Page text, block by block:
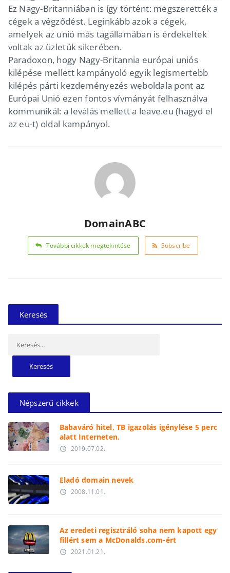
Ez Nagy-Britanniában is így történt: megszerették a
cégek a végződést. Leginkább azok a cégek,
amelyek az unió más tagállamában is érdekeltek
voltak az üzletük sikerében.
Paradoxon, hogy Nagy-Britannia európai uniós
kilépése mellett kampányoló egyik legismertebb
kilépés párti kezdeményezés weboldala pont az
Európai Unió ezen fontos vívmányát felhasználva
kommunikál: a leválás mellett a leave.eu (hagyd el
az eu-t) oldal kampányol.
DomainABC
További cikkek megtekintése Subscribe
Keresés
Népszerű cikkek
Babaváró hitel, TB igazolás igénylése 5 perc
alatt Interneten.
access_time 2019.07.02.
Eladó domain nevek
access_time 2008.11.01.
Az eredeti regisztráló soha nem kapott egy
fillért sem a McDonalds.com-ért
access_time 2021.01.21.